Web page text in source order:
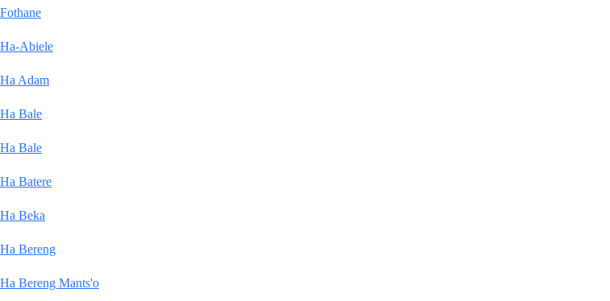
Fothane
Ha-Abiele
Ha Adam
Ha Bale
Ha Bale
Ha Batere
Ha Beka
Ha Bereng
Ha Bereng Mants'o